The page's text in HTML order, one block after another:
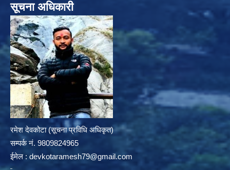
सूचना अधिकारी
रमेश देवकोटा (सूचना प्रविधि अधिकृत)
सम्पर्क न‌ं. 9809824965
ईमेल : devkotaramesh79@gmail.com